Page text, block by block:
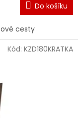
Do košíku
cesty
Kód: KZD180KRATKA